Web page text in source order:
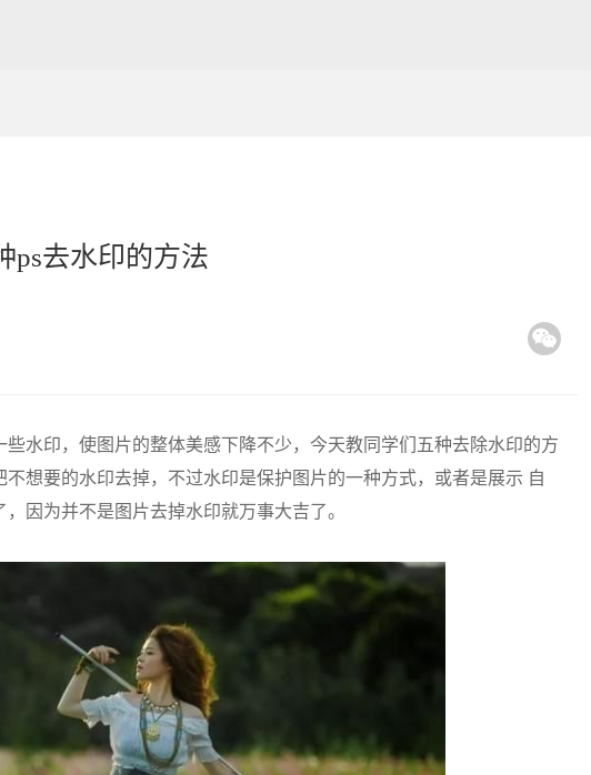
ps去水印的方法
水印，使图片的整体美感下降不少，今天教同学们五种去除水印的方
想要的水印去掉，不过水印是保护图片的一种方式，或者是展示 自
因为并不是图片去掉水印就万事大吉了。